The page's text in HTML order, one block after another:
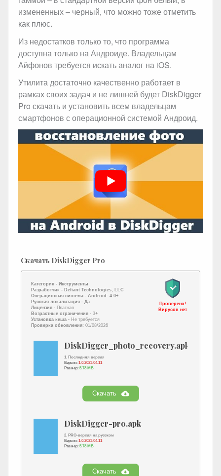
измененных – черный, что можно тоже отметить
как плюс.
Из недостатков только то, что программа
доступна только на Андроиде. Владельцам
Айфонов требуется искать аналог на iOS.
Утилита достаточно качественно работает в
рамках своих задач и не лишней будет DiskDigger
Pro скачать и установить всем владельцам
смартфонов с операционной системой Андроид.
Скачать DiskDigger Pro
Категория - Инструменты
Разработчик - Defiant Technologies, LLC
Операционная система - Android: 4.0+
Русская локализация - Да
Лицензия - Платная
Возрастные ограничения - 3+
Установка кеша - Не требуется
Проверка обновления: 01/08/2026
Проверено!
Вирусов нет
DiskDigger_photo_recovery.apk
1. Последняя версия
Версия: 1.0.2023.04.11
Размер: 5.78 MB
Скачать
DiskDigger-pro.apk
2. PRO-версия на русском
Версия: 1.0.2023.04.11
Размер: 5.78 MB
Скачать